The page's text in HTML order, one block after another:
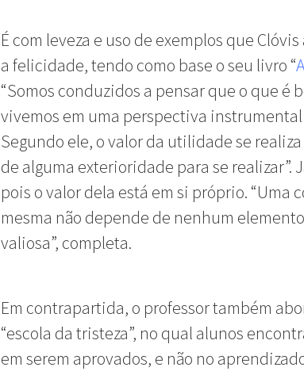
É com leveza e uso de exemplos que
a felicidade, tendo como base o seu livro “
“Somos conduzidos a pensar que o que é
vivemos em uma perspectiva instrumental
Segundo ele, o valor da utilidade se
de alguma exterioridade para se realizar”.
pois o valor dela está em si próprio. “Uma
mesma não depende de nenhum
valiosa”, completa.
Em contrapartida, o professor também
“escola da tristeza”, no qual alunos
em serem aprovados, e não no